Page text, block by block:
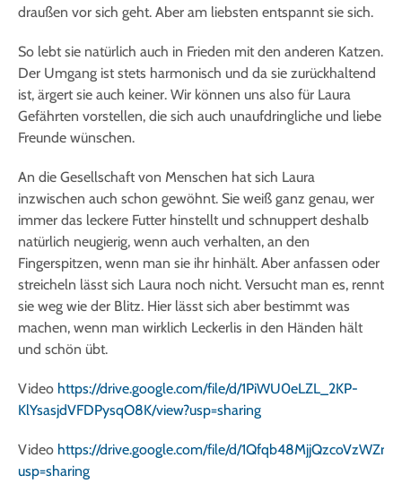
draußen vor sich geht. Aber am liebsten entspannt sie sich.
So lebt sie natürlich auch in Frieden mit den anderen Katzen.
Der Umgang ist stets harmonisch und da sie zurückhaltend
ist, ärgert sie auch keiner. Wir können uns also für Laura
Gefährten vorstellen, die sich auch unaufdringliche und liebe
Freunde wünschen.
An die Gesellschaft von Menschen hat sich Laura
inzwischen auch schon gewöhnt. Sie weiß ganz genau, wer
immer das leckere Futter hinstellt und schnuppert deshalb
natürlich neugierig, wenn auch verhalten, an den
Fingerspitzen, wenn man sie ihr hinhält. Aber anfassen oder
streicheln lässt sich Laura noch nicht. Versucht man es, rennt
sie weg wie der Blitz. Hier lässt sich aber bestimmt was
machen, wenn man wirklich Leckerlis in den Händen hält
und schön übt.
Video https://drive.google.com/file/d/1PiWU0eLZL_2KP-
KlYsasjdVFDPysqO8K/view?usp=sharing
Video https://drive.google.com/file/d/
usp=sharing